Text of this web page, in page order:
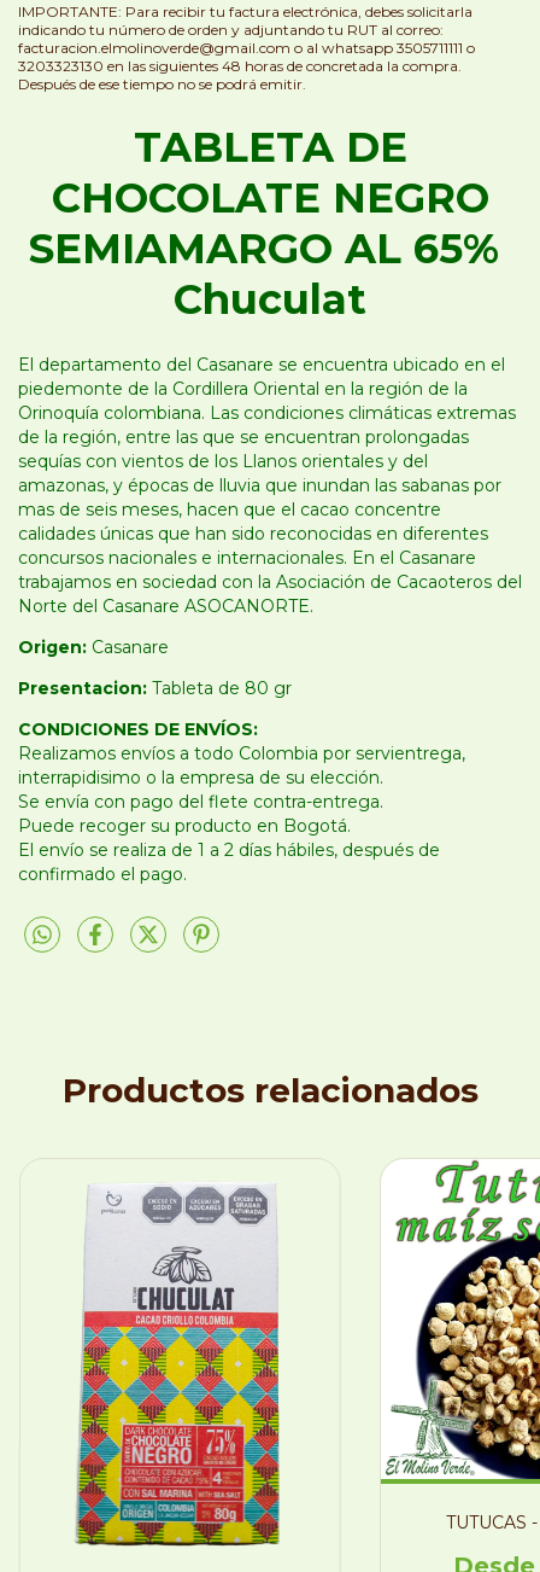
IMPORTANTE: Para recibir tu factura electrónica, debes solicitarla
indicando tu número de orden y adjuntando tu RUT al correo:
facturacion.elmolinoverde@gmail.com o al whatsapp 3505711111 o
3203323130 en las siguientes 48 horas de concretada la compra.
Después de ese tiempo no se podrá emitir.
TABLETA DE
CHOCOLATE NEGRO
SEMIAMARGO AL 65%
Chuculat
El departamento del Casanare se encuentra ubicado en el
piedemonte de la Cordillera Oriental en la región de la
Orinoquía colombiana. Las condiciones climáticas extremas
de la región, entre las que se encuentran prolongadas
sequías con vientos de los Llanos orientales y del
amazonas, y épocas de lluvia que inundan las sabanas por
mas de seis meses, hacen que el cacao concentre
calidades únicas que han sido reconocidas en diferentes
concursos nacionales e internacionales. En el Casanare
trabajamos en sociedad con la Asociación de Cacaoteros del
Norte del Casanare ASOCANORTE.
Origen: Casanare
Presentacion: Tableta de 80 gr
CONDICIONES DE ENVÍOS:
Realizamos envíos a todo Colombia por servientrega,
interrapidisimo o la empresa de su elección.
Se envía con pago del flete contra-entrega.
Puede recoger su producto en Bogotá.
El envío se realiza de 1 a 2 días hábiles, después de
confirmado el pago.
Productos relacionados
TUTUCAS